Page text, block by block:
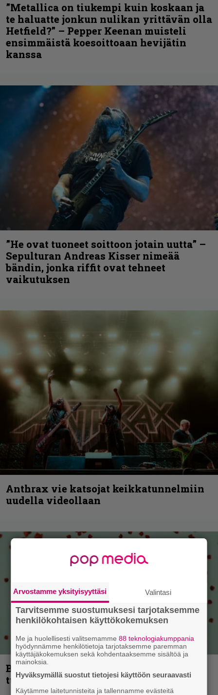
”Metallica on tiukempi kuin koskaan ja
te haluatte jonkun nulikan yrittävän olla
Hetfield?” – Pepper Keenan muisteli
ensimmäistä koesoittoaan hevijätin
kanssa
”He ovat tuoneet soittoon jotain uutta” –
Sepulturan Andreas Kisser nimeää
bändin, jonka riffit ovat tehneet
vaikutuksen
Anthrax vie katsojat keikkatunnelmiin
uudella videollaan
Blind Channel palaa rytinällä –
tuplasingle videoineen julki
Arvostamme yksityisyyttäsi Valintasi
Tarvitsemme suostumuksesi tarjotaksemme
henkilökohtaisen käyttökokemuksen
Me ja huolellisesti valitsemamme88 teknologiakumppania
hyödynnämme henkilötietoja tarjotaksemme paremman
käyttäjäkokemuksen sekä kohdentaaksemme sisältöä ja
mainoksia.
Hyväksymällä suostut tietojesi käyttöön seuraavasti
Käytämme laitetunnisteita ja tallennamme evästeitä